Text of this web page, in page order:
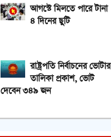
আগস্টে মিলতে পারে টানা
৪ দিনের ছুটি
রাষ্ট্রপতি নির্বাচনের ভোটার
তালিকা প্রকাশ, ভোট
দেবেন ৩৪৯ জন